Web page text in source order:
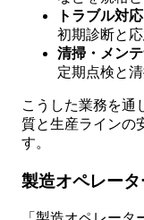
トラブル対応
初期診断と
清掃・メン
定期点検と
こうした業務を通
質と生産ラインの
す。
製造オペレー